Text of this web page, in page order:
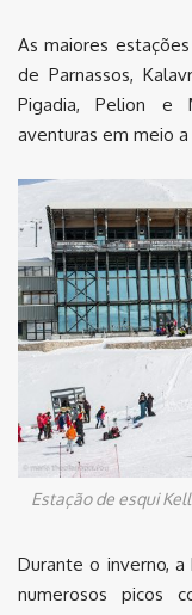
As maiores
de Parnassos,
Pigadia, Pelion e
aventuras em meio
Estação de esqui
Durante o inverno,
numerosos picos